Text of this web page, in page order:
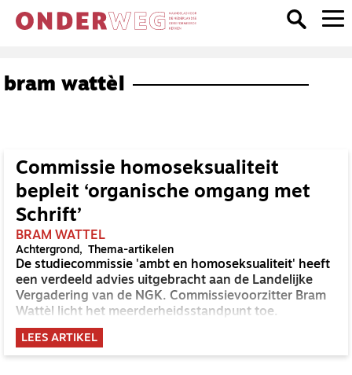
bram wattèl
Commissie homoseksualiteit
bepleit ‘organische omgang met
Schrift’
BRAM WATTEL
Achtergrond Thema-artikelen
De studiecommissie 'ambt en homoseksualiteit' heeft
een verdeeld advies uitgebracht aan de Landelijke
Vergadering van de NGK. Commissievoorzitter Bram
Wattèl licht het meerderheidsstandpunt toe.
LEES ARTIKEL